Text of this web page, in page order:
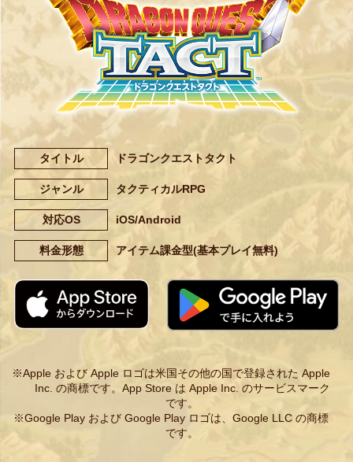
タイトル ドラゴンクエストタクト
ジャンル タクティカルRPG
対応OS iOS/Android
料金形態 アイテム課金型(基本プレイ無料)
App Storeからダウンロード
Apple および Apple ロゴは米国その他の国で登録された Apple
Inc. の商標です。App Store は Apple Inc. のサービスマーク
です。
Google Play および Google Play ロゴは、Google LLC の商標
です。